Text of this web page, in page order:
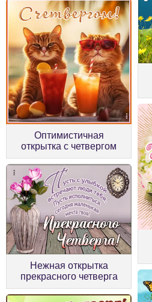
Оптимистичная
открытка с четвергом
Нежная открытка
прекрасного четверга